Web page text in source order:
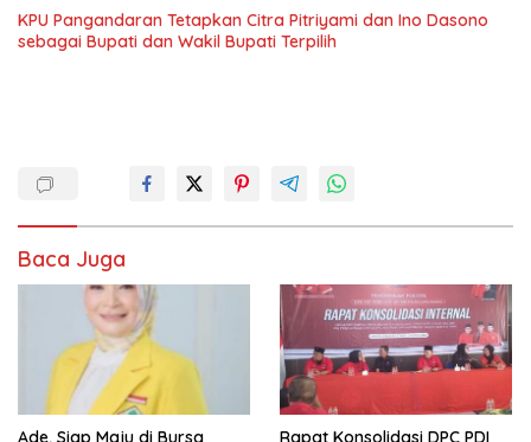
KPU Pangandaran Tetapkan Citra Pitriyami dan Ino Dasono
sebagai Bupati dan Wakil Bupati Terpilih
Baca Juga
Ade, Siap Maju di Bursa
Rapat Konsolidasi DPC PDI